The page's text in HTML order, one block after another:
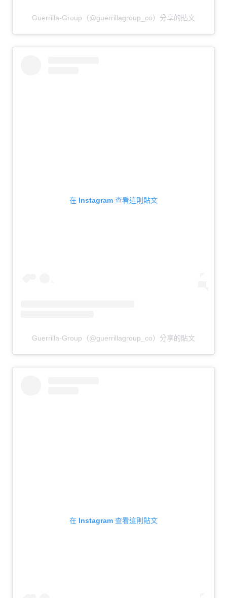
Guerrilla-Group（@guerrillagroup_co）分享的貼文
在 Instagram 查看這則貼文
Guerrilla-Group（@guerrillagroup_co）分享的貼文
在 Instagram 查看這則貼文